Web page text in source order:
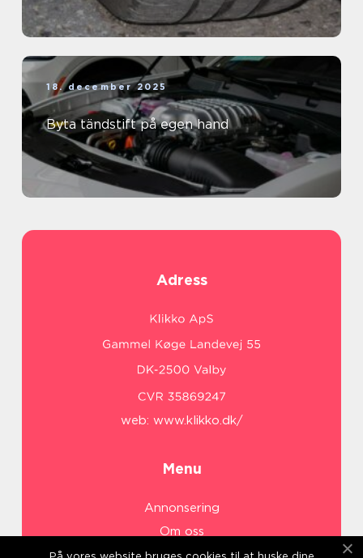
18. december 2025
Byta tändstift på egen hand
Adress
web: www.klikko.dk/
Menu
Annonsering
Om oss
Cookies